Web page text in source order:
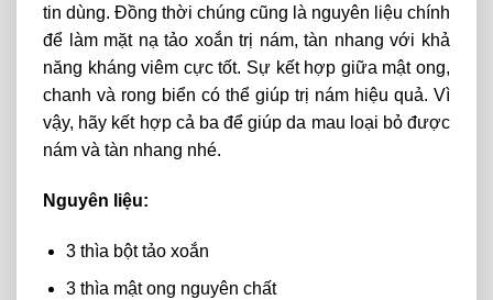
tin dùng. Đồng thời chúng cũng là nguyên liệu chính
để làm mặt nạ tảo xoắn trị nám, tàn nhang với khả
năng kháng viêm cực tốt. Sự kết hợp giữa mật ong,
chanh và rong biển có thể giúp trị nám hiệu quả. Vì
vậy, hãy kết hợp cả ba để giúp da mau loại bỏ được
nám và tàn nhang nhé.
Nguyên liệu:
3 thìa bột tảo xoắn
3 thìa mật ong nguyên chất